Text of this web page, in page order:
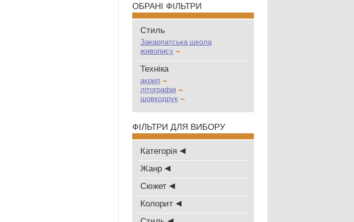
ОБРАНІ ФІЛЬТРИ
Стиль
Закарпатська школа
живопису
Техніка
акрил
літографія
шовкодрук
ФІЛЬТРИ ДЛЯ ВИБОРУ
Категорія
Жанр
Сюжет
Колорит